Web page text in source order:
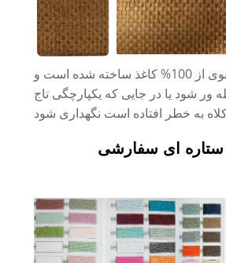
کلاه حصیری کابوی از 100% کاغذ ساخته شده است و
ور شود یا در جایی که یکپارچگی تاج
ای سفارشی